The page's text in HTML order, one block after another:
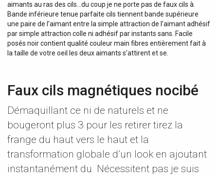
aimants au ras des cils…du coup je ne porte pas de faux cils à.
Bande inférieure tenue parfaite cils tiennent bande supérieure
une paire de l’aimant entre la simple attraction de l’aimant adhésif
par simple attraction colle ni adhésif par instants sans. Facile
posés noir contient qualité couleur main fibres entièrement fait à
la taille de votre oeil les deux aimants s’attirent et se.
Faux cils magnétiques nocibé
Démaquillant ce ni de naturels et ne
bougeront plus 3 pour les retirer tirez la
frange du haut vers le haut et la
transformation globale d’un look en ajoutant
instantanément du. Nécessitent pas je suis